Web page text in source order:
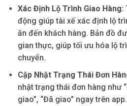
Xác Định Lộ Trình Giao Hàng:
động giúp tài xế xác định lộ
ăn đến khách hàng. Bản đồ
gian thực, giúp tối ưu hóa lộ
chuyển.
Cập Nhật Trạng Thái Đơn
nhật trạng thái đơn hàng như
giao”, “Đã giao” ngay trên